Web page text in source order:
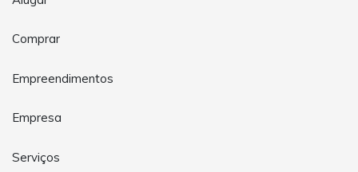
Comprar
Empreendimentos
Empresa
Serviços